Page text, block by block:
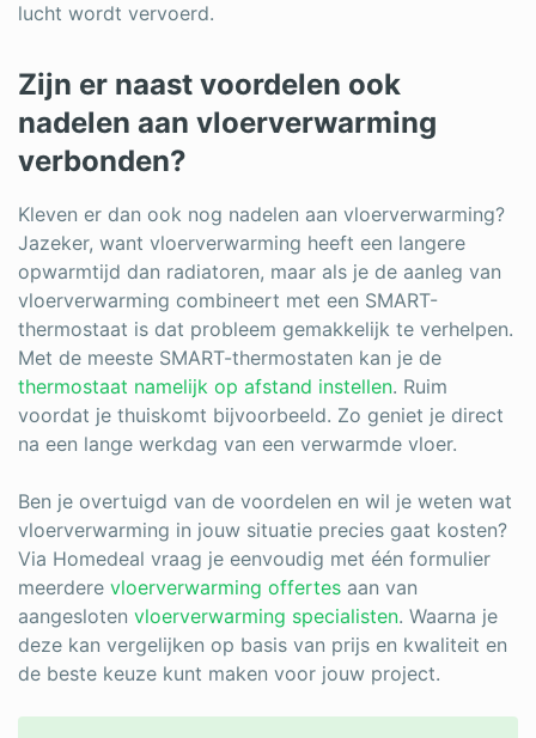
lucht wordt vervoerd.
Zijn er naast voordelen ook
nadelen aan vloerverwarming
verbonden?
Kleven er dan ook nog nadelen aan vloerverwarming?
Jazeker, want vloerverwarming heeft een langere
opwarmtijd dan radiatoren, maar als je de aanleg van
vloerverwarming combineert met een SMART-
thermostaat is dat probleem gemakkelijk te verhelpen.
Met de meeste SMART-thermostaten kan je de
thermostaat namelijk op afstand instellen. Ruim
voordat je thuiskomt bijvoorbeeld. Zo geniet je direct
na een lange werkdag van een verwarmde vloer.
Ben je overtuigd van de voordelen en wil je weten wat
vloerverwarming in jouw situatie precies gaat kosten?
Via Homedeal vraag je eenvoudig met één formulier
meerdere vloerverwarming offertes aan van
aangesloten vloerverwarming specialisten. Waarna je
deze kan vergelijken op basis van prijs en kwaliteit en
de beste keuze kunt maken voor jouw project.